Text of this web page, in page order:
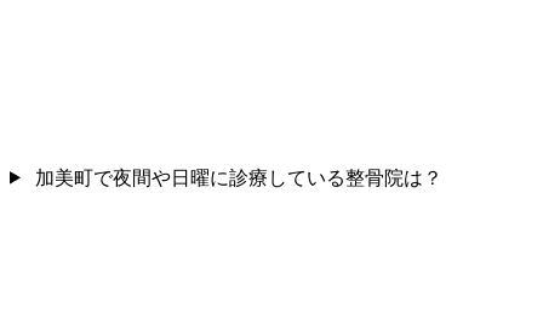
加美町で夜間や日曜に診療している整骨院は？